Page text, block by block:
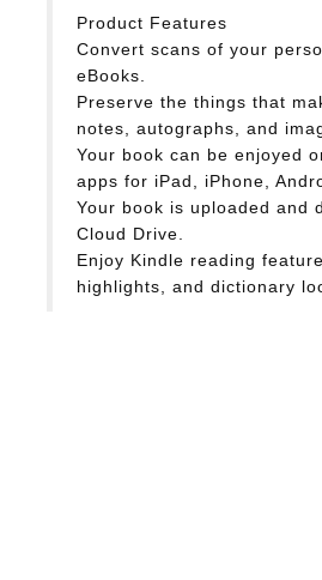
Product Features
Convert scans of your
eBooks.
Preserve the things that
notes, autographs, and
Your book can be enjoyed
apps for iPad, iPhone,
Your book is uploaded and
Cloud Drive.
Enjoy Kindle reading
highlights, and dictionary